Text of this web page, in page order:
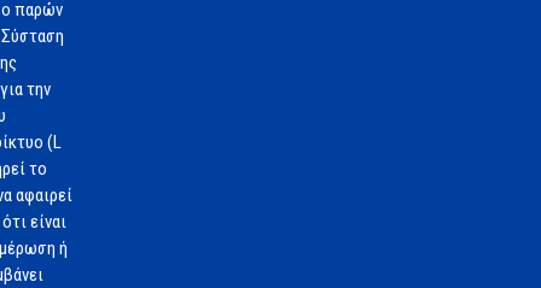
ο παρών
την
(L
το
αφαιρεί
είναι
ή